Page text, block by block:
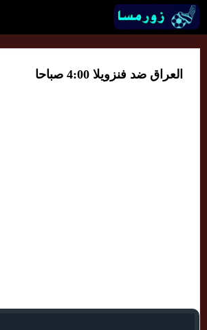
العراق ضد فنزويلا 4:00 صباحا